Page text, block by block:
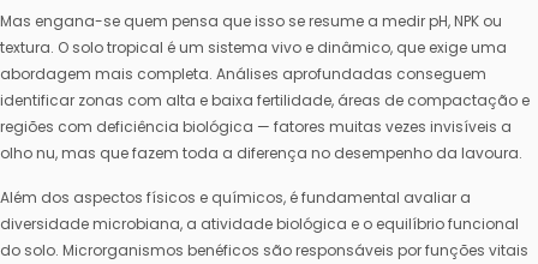
Mas engana-se quem pensa que isso se resume a medir pH, NPK ou
textura. O solo tropical é um sistema vivo e dinâmico, que exige uma
abordagem mais completa. Análises aprofundadas conseguem
identificar zonas com alta e baixa fertilidade, áreas de compactação e
regiões com deficiência biológica — fatores muitas vezes invisíveis a
olho nu, mas que fazem toda a diferença no desempenho da lavoura.
Além dos aspectos físicos e químicos, é fundamental avaliar a
diversidade microbiana, a atividade biológica e o equilíbrio funcional
do solo. Microrganismos benéficos são responsáveis por funções vitais